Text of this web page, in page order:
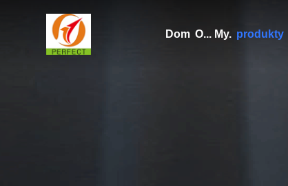
Dom O... My. produkty